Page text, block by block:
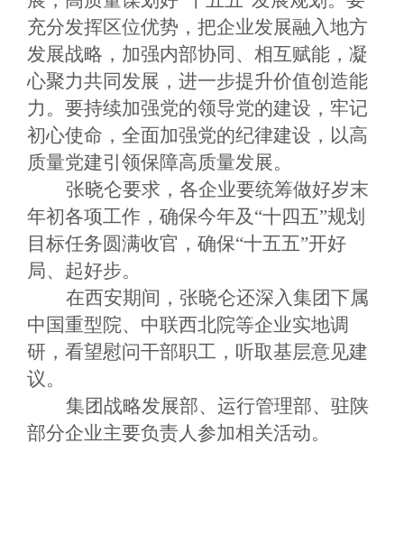
充分发挥区位优势，把企业发展融入地方
发展战略，加强内部协同、相互赋能，凝
心聚力共同发展，进一步提升价值创造能
力。要持续加强党的领导党的建设，牢记
初心使命，全面加强党的纪律建设，以高
质量党建引领保障高质量发展。
张晓仑要求，各企业要统筹做好岁末
年初各项工作，确保今年及 “十四五”规划
目标任务圆满收官，确保“十五五”开好
局、起好步。
在西安期间，张晓仑还深入集团下属
中国重型院、中联西北院等企业实地调
研，看望慰问干部职工，听取基层意见建
议。
集团战略发展部、运行管理部、驻陕
部分企业主要负责人参加相关活动。